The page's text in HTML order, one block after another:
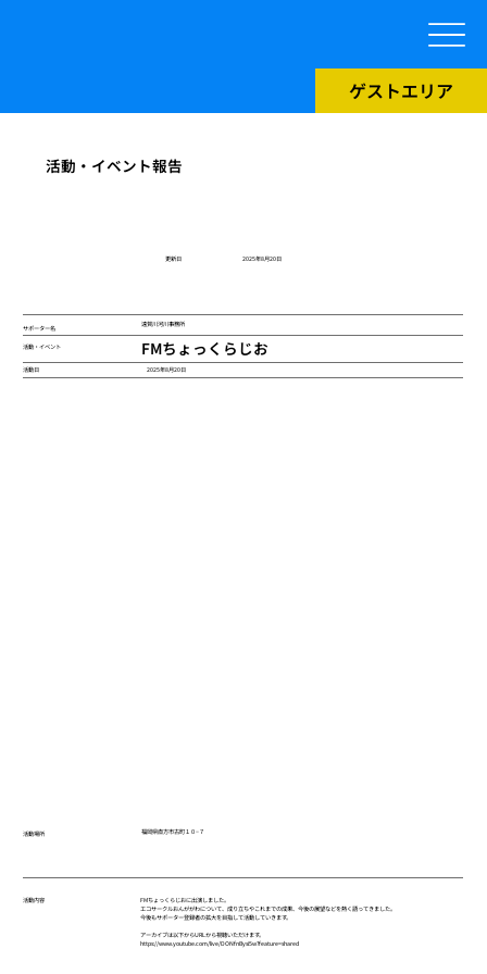
ゲストエリア
活動・イベント報告
​更新日 2025年8月20日
サポーター名 遠賀川河川事務所
活動・イベント FMちょっくらじお
活動日 2025年8月20日
活動場所 福岡県直方市古町１０−７
活動内容
FMちょっくらじおに出演しました。
エコサークルおんががわについて、成り立ちやこれまでの成果、今後の展望などを熱く語ってきました。
今後もサポーター登録者の拡大を目指して活動していきます。
アーカイブは以下からURLから視聴いただけます。
https://www.youtube.com/live/DONfnBysi5w?feature=shared